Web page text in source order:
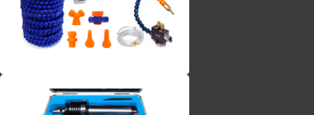
Винты torx